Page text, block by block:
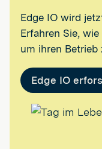
Edge IO wird
Erfahren Sie,
um ihren Betrieb
Edge IO